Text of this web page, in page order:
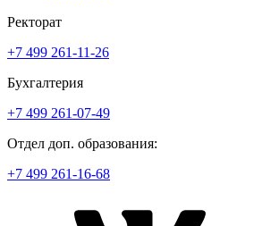
Ректорат
+7 499 261-11-26
Бухгалтерия
+7 499 261-07-49
Отдел доп. образования:
+7 499 261-16-68